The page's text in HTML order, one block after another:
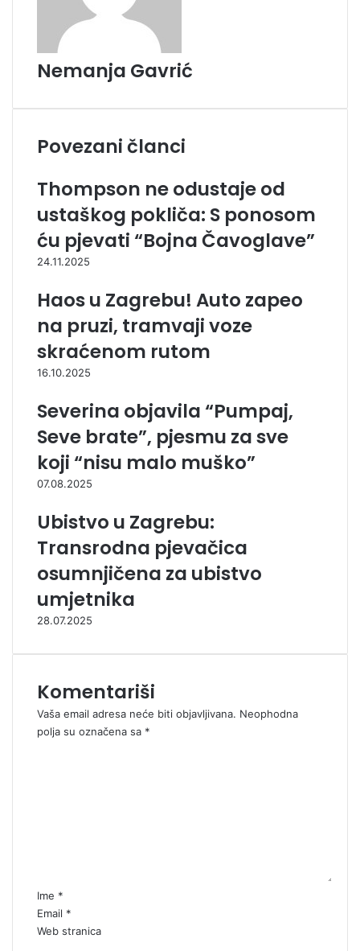
Nemanja Gavrić
Povezani članci
Thompson ne odustaje od
ustaškog pokliča: S ponosom
ću pjevati “Bojna Čavoglave”
24.11.2025
Haos u Zagrebu! Auto zapeo
na pruzi, tramvaji voze
skraćenom rutom
16.10.2025
Severina objavila “Pumpaj,
Seve brate”, pjesmu za sve
koji “nisu malo muško”
07.08.2025
Ubistvo u Zagrebu:
Transrodna pjevačica
osumnjičena za ubistvo
umjetnika
28.07.2025
Komentariši
Vaša email adresa neće biti objavljivana. Neophodna
polja su označena sa *
*Ime *
Email *
Web stranica